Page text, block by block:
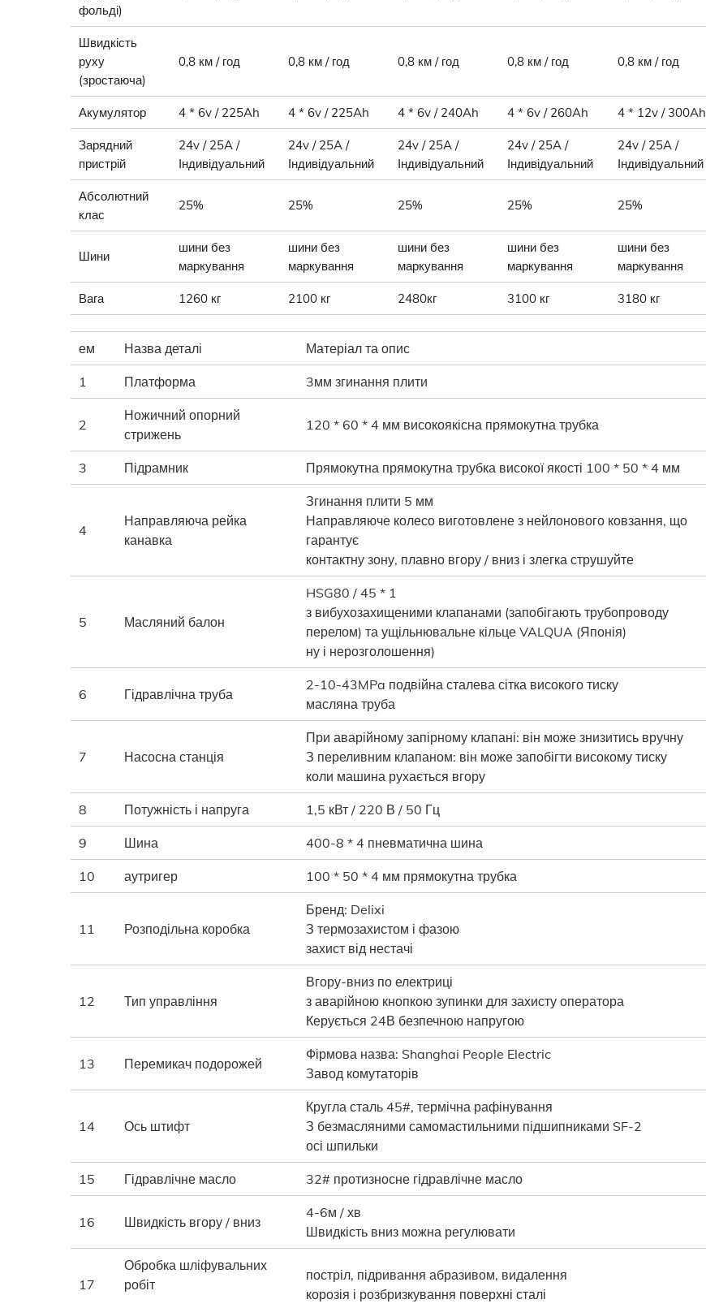
фольді)
Швидкість
руху
(зростаюча)
0,8 км / год 0,8 км / год 0,8 км / год 0,8 км / год 0,8 км / год
Акумулятор 4 * 6v / 225Ah 4 * 6v / 225Ah 4 * 6v / 240Ah 4 * 6v / 260Ah 4 * 12v / 300Ah
Зарядний
пристрій
24v / 25A /
Індивідуальний
24v / 25A /
Індивідуальний
24v / 25A /
Індивідуальний
24v / 25A /
Індивідуальний
24v / 25A /
Індивідуальний
Абсолютний
клас
25% 25% 25% 25% 25%
Шини
шини без
маркування
шини без
маркування
шини без
маркування
шини без
маркування
шини без
маркування
Вага 1260 кг 2100 кг 2480кг 3100 кг 3180 кг
ем Назва деталі Матеріал та опис
1 Платформа 3мм згинання плити
2
Ножичний опорний
стрижень
120 * 60 * 4 мм високоякісна прямокутна трубка
3 Підрамник Прямокутна прямокутна трубка високої якості 100 * 50 * 4 мм
4
Направляюча рейка
канавка
Згинання плити 5 мм
Направляюче колесо виготовлене з нейлонового ковзання, що
гарантує
контактну зону, плавно вгору / вниз і злегка струшуйте
5 Масляний балон
HSG80 / 45 * 1
з вибухозахищеними клапанами (запобігають трубопроводу
перелом) та ущільнювальне кільце VALQUA (Японія)
ну і нерозголошення)
6 Гідравлічна труба
2-10-43MPa подвійна сталева сітка високого тиску
масляна труба
7 Насосна станція
При аварійному запірному клапані: він може знизитись вручну
З переливним клапаном: він може запобігти високому тиску
коли машина рухається вгору
8 Потужність і напруга 1,5 кВт / 220 В / 50 Гц
9 Шина 400-8 * 4 пневматична шина
10 аутригер 100 * 50 * 4 мм прямокутна трубка
11 Розподільна коробка
Бренд: Delixi
З термозахистом і фазою
захист від нестачі
12 Тип управління
Вгору-вниз по електриці
з аварійною кнопкою зупинки для захисту оператора
Керується 24В безпечною напругою
13 Перемикач подорожей
Фірмова назва: Shanghai People Electric
Завод комутаторів
14 Ось штифт
Кругла сталь 45#, термічна рафінування
З безмасляними самомастильними підшипниками SF-2
осі шпильки
15 Гідравлічне масло 32# протизносне гідравлічне масло
16 Швидкість вгору / вниз
4-6м / хв
Швидкість вниз можна регулювати
17
Обробка шліфувальних
робіт
постріл, підривання абразивом, видалення
корозія і розбризкування поверхні сталі